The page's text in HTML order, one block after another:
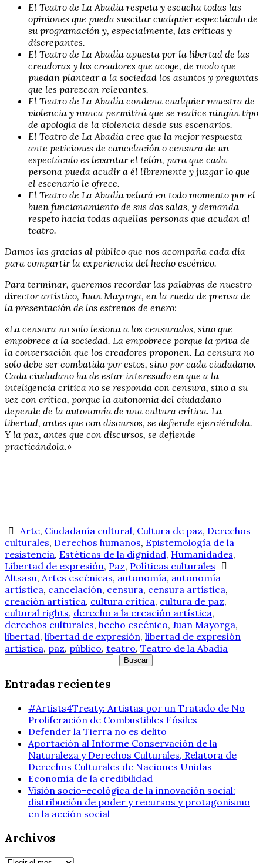
El Teatro de La Abadía respeta y escucha todas las
opiniones que pueda suscitar cualquier espectáculo de
su programación y, especialmente, las críticas y
discrepantes.
El Teatro de La Abadía apuesta por la libertad de las
creadoras y los creadores que acoge, de modo que
puedan plantear a la sociedad los asuntos y preguntas
que les parezcan relevantes.
El Teatro de La Abadía condena cualquier muestra de
violencia y nunca permitirá que se realice ningún tipo
de apología de la violencia desde sus escenarios.
El Teatro de La Abadía cree que la mejor respuesta
ante peticiones de cancelación o censura de un
espectáculo es levantar el telón, para que cada
persona pueda acudir a él libremente y juzgar lo que
el escenario le ofrece.
El Teatro de La Abadía velará en todo momento por el
buen funcionamiento de sus dos salas, y demanda
respeto hacia todas aquellas personas que acudan al
teatro.
Damos las gracias al público que nos acompaña cada día
para compartir la experiencia del hecho escénico.
Para terminar, queremos recordar las palabras de nuestro
director artístico, Juan Mayorga, en la rueda de prensa de
la presentación de los estrenos de enero:
«La censura no solo lesiona a los censurados, sino que
empobrece a la sociedad. La empobrece porque la priva de
la conversación que los creadores proponen. La censura no
solo debe ser combatida por estos, sino por cada ciudadano.
Cada ciudadano ha de estar interesado en que a la
inteligencia crítica no se responda con censura, sino a su
vez con crítica, porque la autonomía del ciudadano
depende de la autonomía de una cultura crítica. La
libertad, antes que con discursos, se defiende ejerciéndola.
Y la paz, antes que con discursos, se defiende
practicándola.»
Arte, Ciudadanía cultural, Cultura de paz, Derechos
culturales, Derechos humanos, Epistemología de la
resistencia, Estéticas de la dignidad, Humanidades,
Libertad de expresión, Paz, Políticas culturales
Altsasu, Artes escénicas, autonomía, autonomía
artística, cancelación, censura, censura artística,
creación artística, cultura crítica, cultura de paz,
cultural rights, derecho a la creación artística,
derechos culturales, hecho escénico, Juan Mayorga,
libertad, libertad de expresión, libertad de expresión
artística, paz, público, teatro, Teatro de la Abadía
Buscar
Entradas recientes
#Artists4Treaty: Artistas por un Tratado de No
Proliferación de Combustibles Fósiles
Defender la Tierra no es delito
Aportación al Informe Conservación de la
Naturaleza y Derechos Culturales, Relatora de
Derechos Culturales de Naciones Unidas
Economía de la credibilidad
Visión socio-ecológica de la innovación social:
distribución de poder y recursos y protagonismo
en la acción social
Archivos